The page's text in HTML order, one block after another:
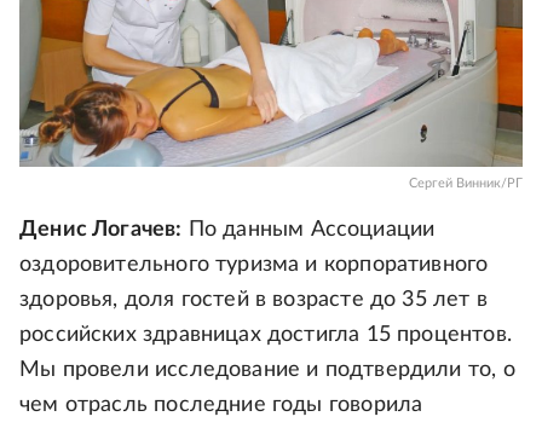
Сергей Винник/РГ
Денис Логачев: По данным Ассоциации
оздоровительного туризма и корпоративного
здоровья, доля гостей в возрасте до 35 лет в
российских здравницах достигла 15 процентов.
Мы провели исследование и подтвердили то, о
чем отрасль последние годы говорила